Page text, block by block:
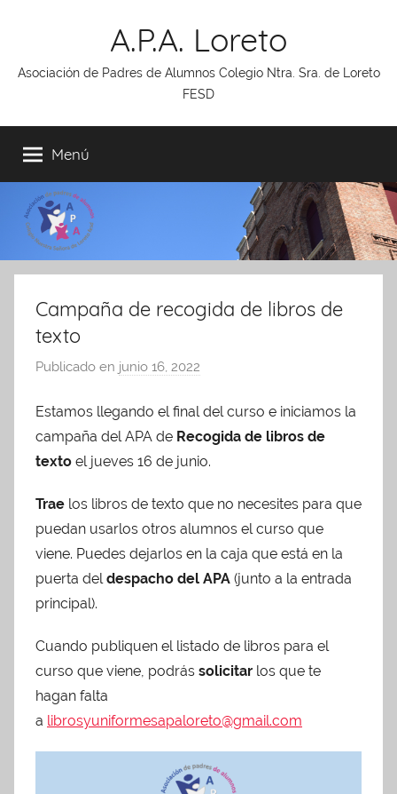
A.P.A. Loreto
Asociación de Padres de Alumnos Colegio Ntra. Sra. de Loreto
FESD
Menú
Campaña de recogida de libros de
texto
Publicado en junio 16, 2022
r
A
d
i
n
A
P
Estamos llegando el final del curso e iniciamos la
campaña del APA de Recogida de libros de
texto el jueves 16 de junio.
Trae los libros de texto que no necesites para que
puedan usarlos otros alumnos el curso que
viene. Puedes dejarlos en la caja que está en la
puerta del despacho del APA (junto a la entrada
principal).
Cuando publiquen el listado de libros para el
curso que viene, podrás solicitar los que te
hagan falta
a librosyuniformesapaloreto@gmail.com